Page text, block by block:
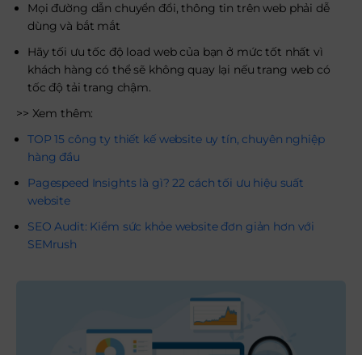
Mọi đường dẫn chuyển đổi, thông tin trên web phải dễ
dùng và bắt mắt
Hãy tối ưu tốc độ load web của bạn ở mức tốt nhất vì
khách hàng có thể sẽ không quay lại nếu trang web có
tốc độ tải trang chậm.
>> Xem thêm:
TOP 15 công ty thiết kế website uy tín, chuyên nghiệp
hàng đầu
Pagespeed Insights là gì? 22 cách tối ưu hiệu suất
website
SEO Audit: Kiểm sức khỏe website đơn giản hơn với
SEMrush